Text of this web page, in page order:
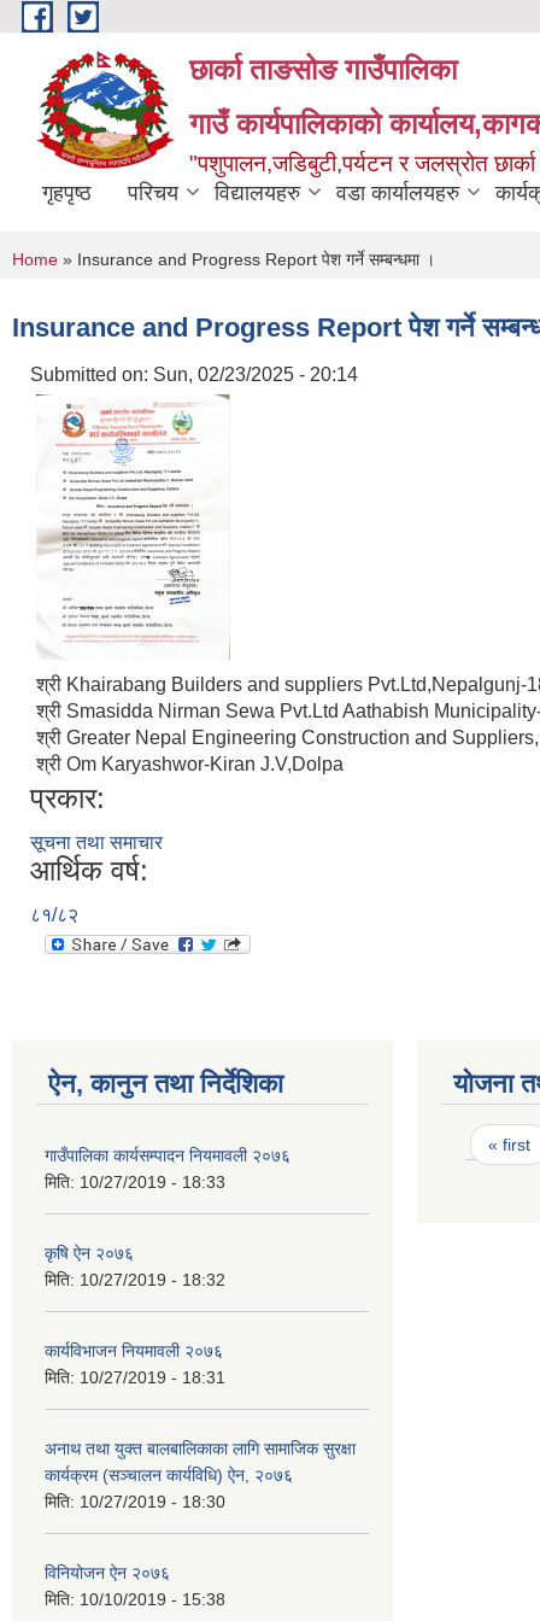
Skip to main content
छार्का ताङसोङ गाउँपालिका
गाउँ कार्यपालिकाको
"पशुपालन,जडिबुटी,पर्यटन र जलस्रोत
गृहपृष्ठ परिचय विद्यालयहरु वडा कार्यालयहरु
You are here
Home » Insurance and Progress Report पेश गर्ने सम्बन्धमा ।
Insurance and Progress Report पेश गर्ने
Submitted on: Sun, 02/23/2025 - 20:14
श्री Khairabang Builders and suppliers Pvt.Ltd,Nepalgunj-
श्री Smasidda Nirman Sewa Pvt.Ltd Aathabish
श्री Greater Nepal Engineering Construction and
श्री Om Karyashwor-Kiran J.V,Dolpa
प्रकार:
सूचना तथा समाचार
आर्थिक वर्ष:
८१/८२
ऐन, कानुन तथा निर्देशिका
गाउँपालिका कार्यसम्पादन नियमावली २०७६
मिति: 10/27/2019 - 18:33
कृषि ऐन २०७६
मिति: 10/27/2019 - 18:32
कार्यविभाजन नियमावली २०७६
मिति: 10/27/2019 - 18:31
अनाथ तथा युक्त बालबालिकाका लागि सामाजिक सुरक्षा
कार्यक्रम (सञ्चालन कार्यविधि) ऐन, २०७६
मिति: 10/27/2019 - 18:30
विनियोजन ऐन २०७६
मिति: 10/10/2019 - 15:38
योजना
Pages
« first